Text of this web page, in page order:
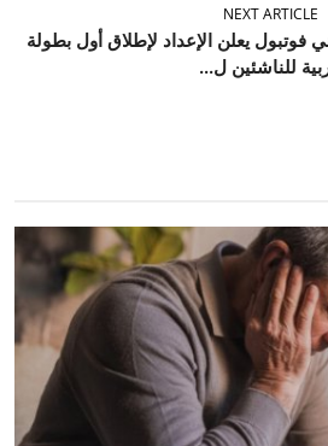
NEXT ARTICLE
فوتبول يعلن الإعداد لإطلاق أول بطولة
للناشئين ل...